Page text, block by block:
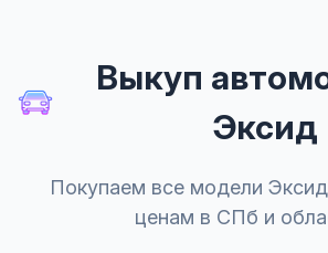
Выкуп
Эксид
Покупаем все модели
ценам в СПб и